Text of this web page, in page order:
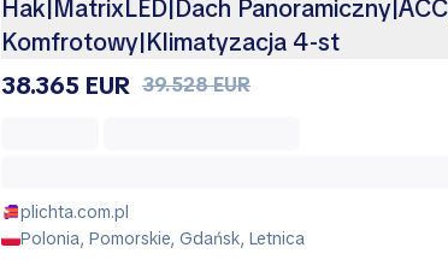
Hak|MatrixLED|Dach
Komfrotowy|Klimatyzacja 4-st
38.365 EUR 39.528 EUR
plichta.com.pl
Polonia, Pomorskie, Gdańsk, Letnica